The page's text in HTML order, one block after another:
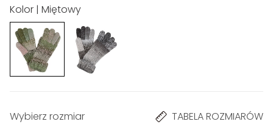
Kolor | Miętowy
Wybierz rozmiar TABELA ROZMIARÓW